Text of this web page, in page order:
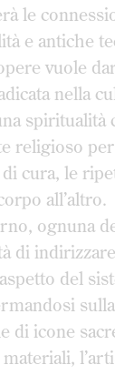
le
e antiche
vuole
nella
spiritualità
religioso
cura, le
all’altro.
ognuna
di
del
di icone